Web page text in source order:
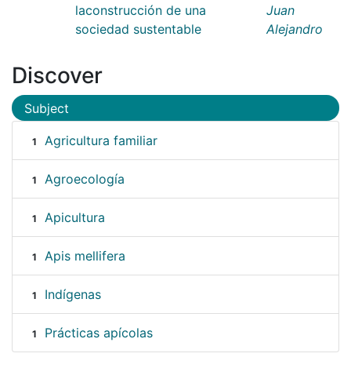
laconstrucción de una
sociedad sustentable
Juan
Alejandro
Discover
Subject
1 Agricultura familiar
1 Agroecología
1 Apicultura
1 Apis mellifera
1 Indígenas
1 Prácticas apícolas